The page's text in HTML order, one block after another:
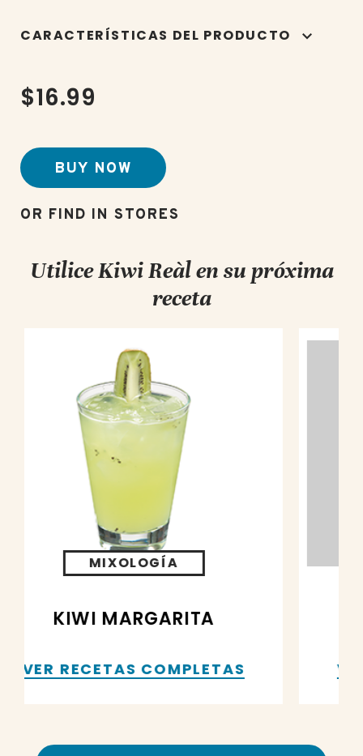
CARACTERÍSTICAS DEL PRODUCTO
$16.99
BUY NOW
Utilice Kiwi Reàl en su próxima
receta
MIXOLOGÍA
SUPER SONIC KIWI AND
TONIC
VER RECETAS COMPLETAS